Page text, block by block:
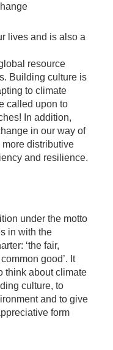
lives and is also a
resource
Building culture is
to climate
called upon to
In addition,
in our way of
more distributive
and resilience.
under the motto
in with the
‘the fair,
good’. It
think about climate
culture, to
and to give
form